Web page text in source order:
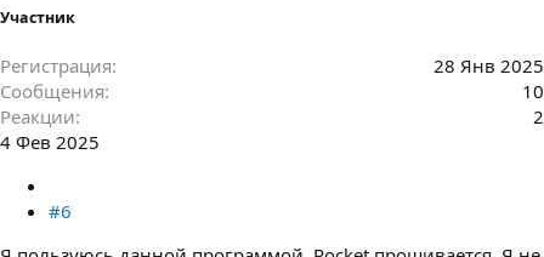
Участник
Регистрация
28 Янв 2025
Сообщения
10
Реакции
2
4 Фев 2025
#6